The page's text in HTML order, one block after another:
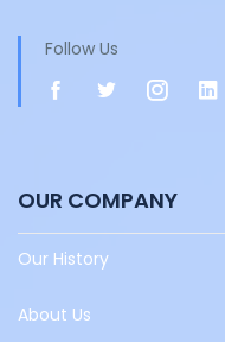
Follow Us
OUR COMPANY
Our History
About Us